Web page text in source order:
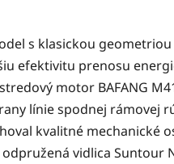
s klasickou
efektivitu prenosu
motor BAFANG
línie spodnej
kvalitné mechanické
vidlica Suntour